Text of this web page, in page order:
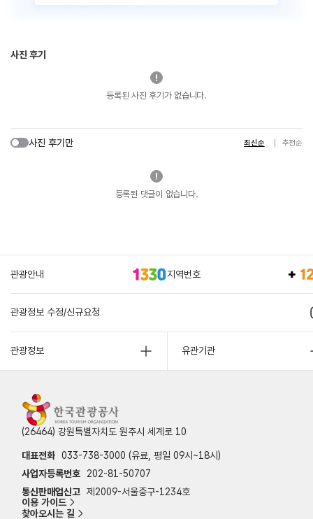
사진 후기
등록된 사진 후기가 없습니다.
사진 후기만 최신순 추천순
등록된 댓글이 없습니다.
관광안내 지역번호
관광정보 수정/신규요청
관광정보 유관기관
(26464) 강원특별자치도 원주시 세계로 10
대표전화 033-738-3000 (유료, 평일 09시~18시)
사업자등록번호
202-81-50707
통신판매업신고 제2009-서울중구-1234호
이용 가이드
찾아오시는 길